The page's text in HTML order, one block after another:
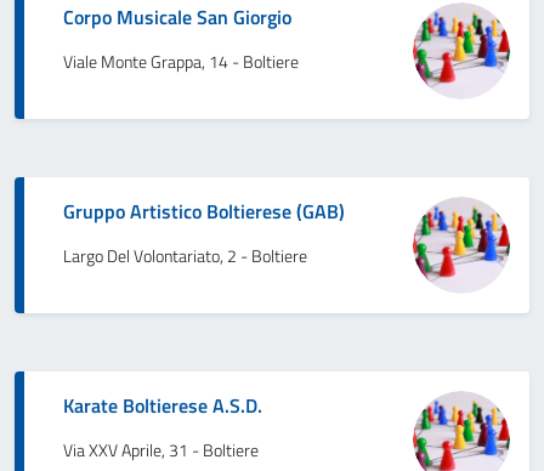
Corpo Musicale San Giorgio
Viale Monte Grappa, 14 - Boltiere
Gruppo Artistico Boltierese (GAB)
Largo Del Volontariato, 2 - Boltiere
Karate Boltierese A.S.D.
Via XXV Aprile, 31 - Boltiere